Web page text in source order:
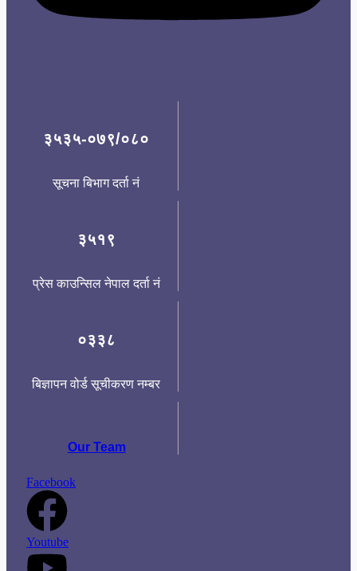
३५३५-०७९/०८०
सूचना बिभाग दर्ता नं
३५१९
प्रेस काउन्सिल नेपाल दर्ता नं
०३३८
बिज्ञापन वोर्ड सूचीकरण नम्बर
Our Team
Facebook
Youtube